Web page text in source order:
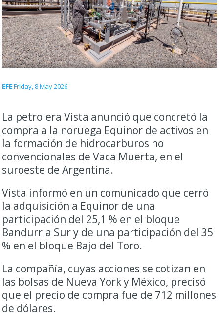
EFEFriday, 8 May 2026
La petroleraVista anunció que concretó la
compra a la noruega Equinor de activos en
la formación de hidrocarburos no
convencionales de Vaca Muerta, en el
suroeste de Argentina.
Vista informó en un comunicado que cerró
la adquisición a Equinor de una
participación del 25,1 % en el bloque
Bandurria Sur y de una participación del 35
% en el bloque Bajo del Toro.
La compañía, cuyas acciones se cotizan en
las bolsas de Nueva York y México, precisó
que el precio de compra fue de 712 millones
de dólares.